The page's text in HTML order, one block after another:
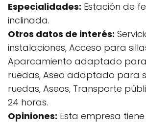
Especialidades: Estación de
inclinada.
Otros datos de interés:
instalaciones, Acceso para
Aparcamiento adaptado para
ruedas, Aseo adaptado para
ruedas, Aseos, Transporte
24 horas.
Opiniones: Esta empresa tiene